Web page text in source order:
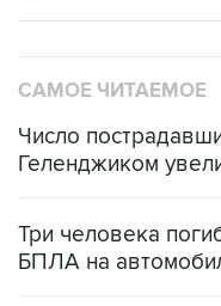
САМОЕ ЧИТАЕМОЕ
Число
Геленджиком
Три человека
БПЛА на